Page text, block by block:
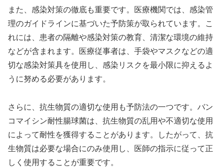
また、感染対策の徹底も重要です。医療機関では、感染管
理のガイドラインに基づいた予防策が取られています。こ
れには、患者の隔離や感染対策の教育、清潔な環境の維持
などが含まれます。医療従事者は、手袋やマスクなどの適
切な感染対策具を使用し、感染リスクを最小限に抑えるよ
うに努める必要があります。
さらに、抗生物質の適切な使用も予防法の一つです。バン
コマイシン耐性腸球菌は、抗生物質の乱用や不適切な使用
によって耐性を獲得することがあります。したがって、抗
生物質は必要な場合にのみ使用し、医師の指示に従って正
しく使用することが重要です。